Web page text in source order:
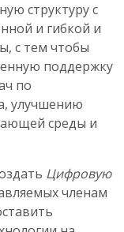
структуру с
и гибкой и
с тем чтобы
поддержку
по
улучшению
среды и
Цифровую
членам